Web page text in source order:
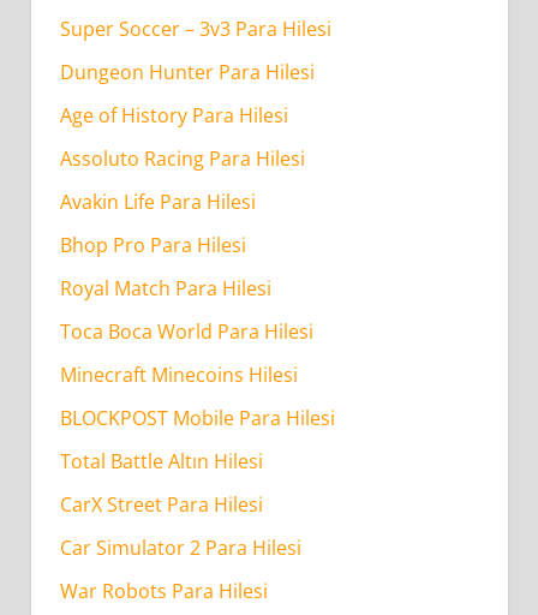
Super Soccer – 3v3 Para Hilesi
Dungeon Hunter Para Hilesi
Age of History Para Hilesi
Assoluto Racing Para Hilesi
Avakin Life Para Hilesi
Bhop Pro Para Hilesi
Royal Match Para Hilesi
Toca Boca World Para Hilesi
Minecraft Minecoins Hilesi
BLOCKPOST Mobile Para Hilesi
Total Battle Altın Hilesi
CarX Street Para Hilesi
Car Simulator 2 Para Hilesi
War Robots Para Hilesi